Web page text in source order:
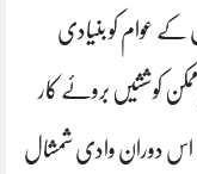
عوام کو بنیادی
کوششیں بروئے کار
اس دوران وادی شمشال